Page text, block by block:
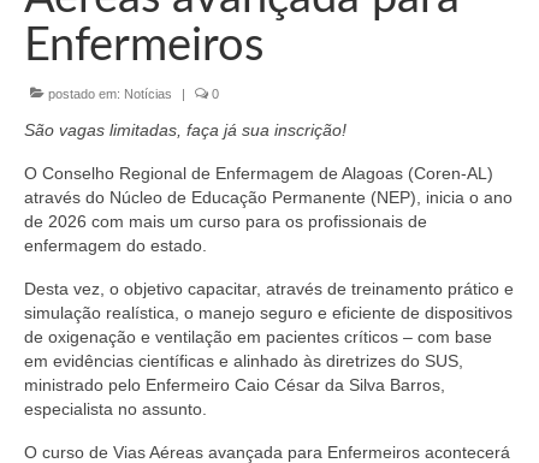
Conselheiros e Diretoria
Câmaras Técnicas
Governança
Transparência e Prestação de Contas
Eleições
Eleições Triênio 2027-2029
Eleições 2023
Eleições Anteriores
Enfermeiros
postado em: Notícias | 0
São vagas limitadas, faça já sua inscrição!
O Conselho Regional de Enfermagem de Alagoas (Coren-AL)
através do Núcleo de Educação Permanente (NEP), inicia o ano
de 2026 com mais um curso para os profissionais de
enfermagem do estado.
Desta vez, o objetivo capacitar, através de treinamento prático e
simulação realística, o manejo seguro e eficiente de dispositivos
de oxigenação e ventilação em pacientes críticos – com base
em evidências científicas e alinhado às diretrizes do SUS,
ministrado pelo Enfermeiro Caio César da Silva Barros,
especialista no assunto.
O curso de Vias Aéreas avançada para Enfermeiros acontecerá